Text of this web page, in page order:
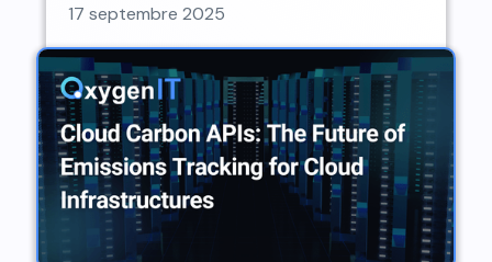
17 septembre 2025